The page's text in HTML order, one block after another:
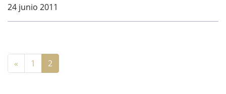
24 junio 2011
« 1 2